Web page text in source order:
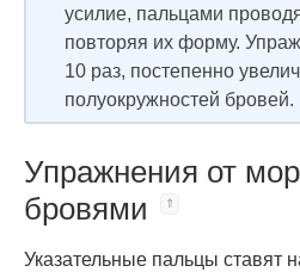
усилие, пальцами
повторяя их форму.
10 раз, постепенно
полуокружностей бровей.
Упражнения от
бровями
Указательные пальцы ставят